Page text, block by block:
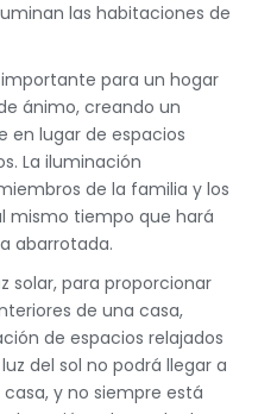
las habitaciones de
para un hogar
ánimo, creando un
en lugar de espacios
La iluminación
de la familia y los
mismo tiempo que hará
abarrotada.
solar, para proporcionar
de una casa,
de espacios relajados
del sol no podrá llegar a
y no siempre está